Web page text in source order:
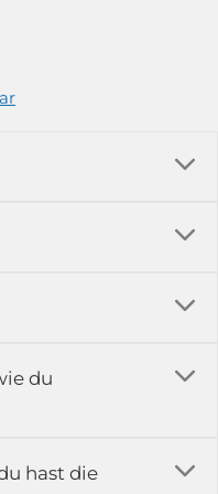
du
hast die